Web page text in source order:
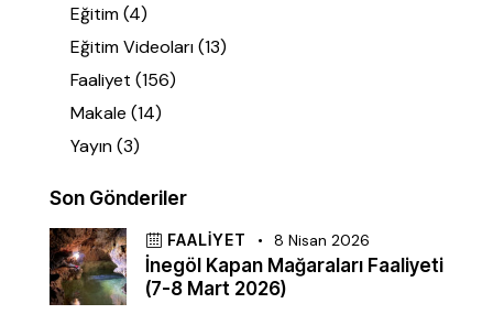
Eğitim(4)
Eğitim Videoları(13)
Faaliyet (156)
Makale (14)
Yayın(3)
Son Gönderiler
FAALIYET 8 Nisan 2026
İnegöl Kapan Mağaraları Faaliyeti
(7-8 Mart 2026)